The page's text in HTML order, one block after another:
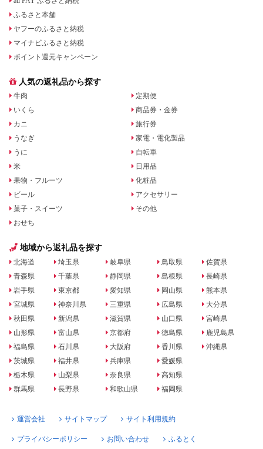
ふるさと本舗
ヤフーのふるさと納税
マイナビふるさと納税
ポイント還元キャンペーン
人気の返礼品から探す
牛肉
いくら
カニ
うなぎ
うに
米
果物・フルーツ
ビール
菓子・スイーツ
おせち
定期便
商品券・金券
旅行券
家電・電化製品
自転車
日用品
化粧品
アクセサリー
その他
地域から返礼品を探す
北海道
青森県
岩手県
宮城県
秋田県
山形県
福島県
茨城県
栃木県
群馬県
埼玉県
千葉県
東京都
神奈川県
新潟県
富山県
石川県
福井県
山梨県
長野県
岐阜県
静岡県
愛知県
三重県
滋賀県
京都府
大阪府
兵庫県
奈良県
和歌山県
鳥取県
島根県
岡山県
広島県
山口県
徳島県
香川県
愛媛県
高知県
福岡県
佐賀県
長崎県
熊本県
大分県
宮崎県
鹿児島県
沖縄県
運営会社 サイトマップ サイト利用規約
プライバシーポリシー お問い合わせ ふるとく